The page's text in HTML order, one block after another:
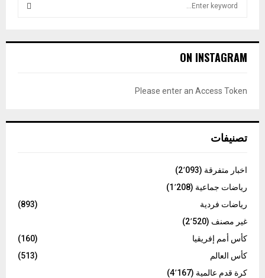
h
C
ON INSTAGRAM
Please enter an Access Token
تصنيفات
اخبار متفرقة (2٬093)
رياضات جماعية (1٬208)
رياضات فردية
(893)
غير مصنف (2٬520)
كأس أمم إفريقيا
(160)
كأس العالم
(513)
كرة قدم عالمية (4٬167)